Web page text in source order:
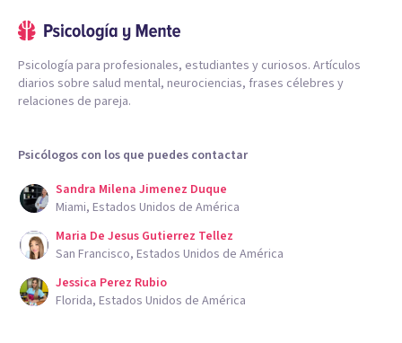
Psicología para profesionales, estudiantes y curiosos. Artículos
diarios sobre salud mental, neurociencias, frases célebres y
relaciones de pareja.
Psicólogos con los que puedes contactar
Sandra Milena Jimenez Duque
Miami, Estados Unidos de América
Maria De Jesus Gutierrez Tellez
San Francisco, Estados Unidos de América
Jessica Perez Rubio
Florida, Estados Unidos de América